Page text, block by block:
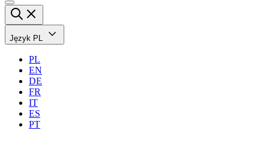
Język PL
PL
EN
DE
FR
IT
ES
PT